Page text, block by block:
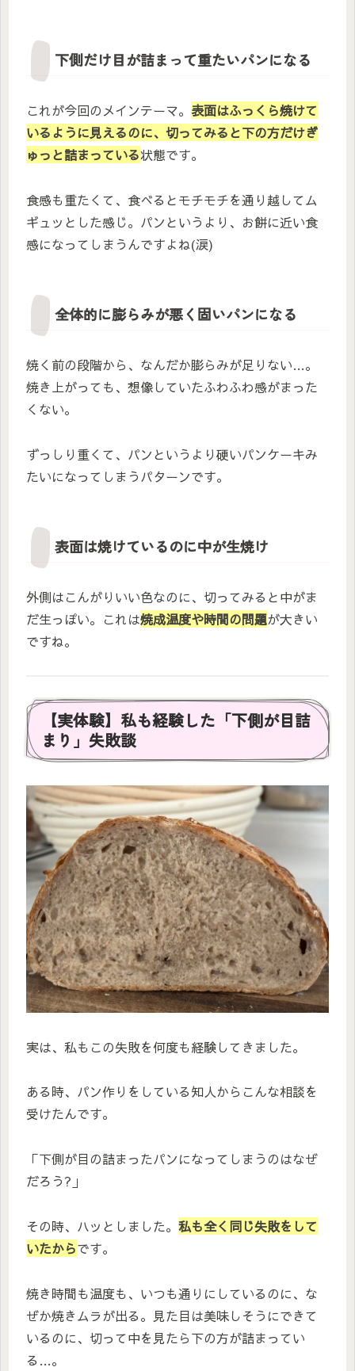
下側だけ目が詰まって重たいパンになる
これが今回のメインテーマ。 表面はふっくら焼けて
いるように見えるのに、切ってみると下の方だけぎ
ゅっと詰まっている状態です。
食感も重たくて、食べるとモチモチを通り越してム
ギュッとした感じ。パンというより、お餅に近い食
感になってしまうんですよね(涙)
全体的に膨らみが悪く固いパンになる
焼く前の段階から、なんだか膨らみが足りない…。
焼き上がっても、想像していたふわふわ感がまった
くない。
ずっしり重くて、パンというより硬いパンケーキみ
たいになってしまうパターンです。
表面は焼けているのに中が生焼け
外側はこんがりいい色なのに、切ってみると中がま
だ生っぽい。これは焼成温度や時間の問題が大きい
ですね。
【実体験】私も経験した「下側が目詰
まり」失敗談
実は、私もこの失敗を何度も経験してきました。
ある時、パン作りをしている知人からこんな相談を
受けたんです。
「下側が目の詰まったパンになってしまうのはなぜ
だろう?」
その時、ハッとしました。 私も全く同じ失敗をして
いたからです。
焼き時間も温度も、いつも通りにしているのに、な
ぜか焼きムラが出る。見た目は美味しそうにできて
いるのに、切って中を見たら下の方が詰まってい
る…。